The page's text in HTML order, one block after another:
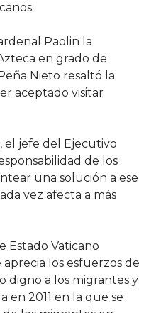
Paolin la
en grado de
Nieto resaltó la
aceptado visitar
el jefe del Ejecutivo
de los
una solución a ese
vez afecta a más
Estado Vaticano
los esfuerzos de
digno a los migrantes y
en 2011 en la que se